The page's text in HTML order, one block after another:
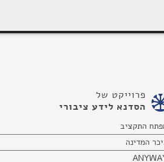
פרוייקט של
הסדנא לידע ציבורי
התקציב
המדינה